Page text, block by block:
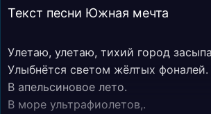
Текст песни Южная мечта
Улетаю, улетаю, тихий город
Улыбнётся светом жёлтых фоналей.
В апельсиновое лето.
В море ультрафиолетов,.